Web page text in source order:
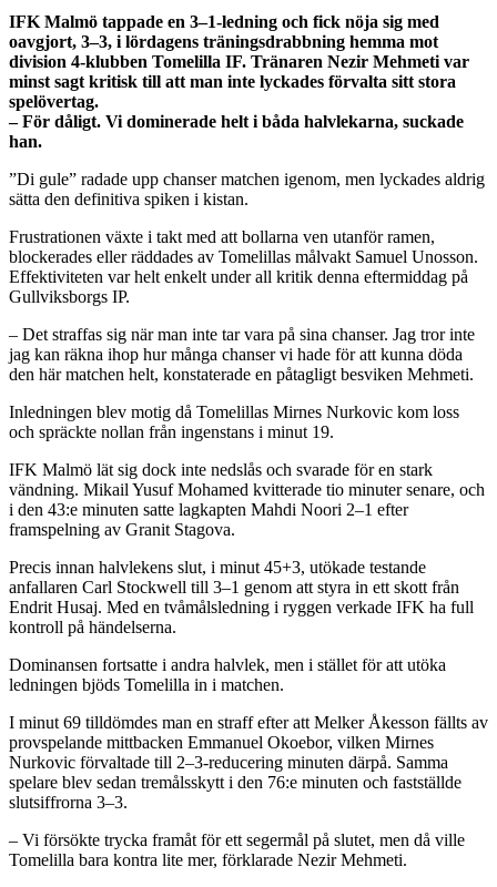
IFK Malmö tappade en 3–1-ledning och fick nöja sig med
oavgjort, 3–3, i lördagens träningsdrabbning hemma mot
division 4-klubben Tomelilla IF. Tränaren Nezir Mehmeti var
minst sagt kritisk till att man inte lyckades förvalta sitt stora
spelövertag.
– För dåligt. Vi dominerade helt i båda halvlekarna, suckade
han.
”Di gule” radade upp chanser matchen igenom, men lyckades aldrig
sätta den definitiva spiken i kistan.
Frustrationen växte i takt med att bollarna ven utanför ramen,
blockerades eller räddades av Tomelillas målvakt Samuel Unosson.
Effektiviteten var helt enkelt under all kritik denna eftermiddag på
Gullviksborgs IP.
– Det straffas sig när man inte tar vara på sina chanser. Jag tror inte
jag kan räkna ihop hur många chanser vi hade för att kunna döda
den här matchen helt, konstaterade en påtagligt besviken Mehmeti.
Inledningen blev motig då Tomelillas Mirnes Nurkovic kom loss
och spräckte nollan från ingenstans i minut 19.
IFK Malmö lät sig dock inte nedslås och svarade för en stark
vändning. Mikail Yusuf Mohamed kvitterade tio minuter senare, och
i den 43:e minuten satte lagkapten Mahdi Noori 2–1 efter
framspelning av Granit Stagova.
Precis innan halvlekens slut, i minut 45+3, utökade testande
anfallaren Carl Stockwell till 3–1 genom att styra in ett skott från
Endrit Husaj. Med en tvåmålsledning i ryggen verkade IFK ha full
kontroll på händelserna.
Dominansen fortsatte i andra halvlek, men i stället för att utöka
ledningen bjöds Tomelilla in i matchen.
I minut 69 tilldömdes man en straff efter att Melker Åkesson fällts av
provspelande mittbacken Emmanuel Okoebor, vilken Mirnes
Nurkovic förvaltade till 2–3-reducering minuten därpå. Samma
spelare blev sedan tremålsskytt i den 76:e minuten och fastställde
slutsiffrorna 3–3.
– Vi försökte trycka framåt för ett segermål på slutet, men då ville
Tomelilla bara kontra lite mer, förklarade Nezir Mehmeti.